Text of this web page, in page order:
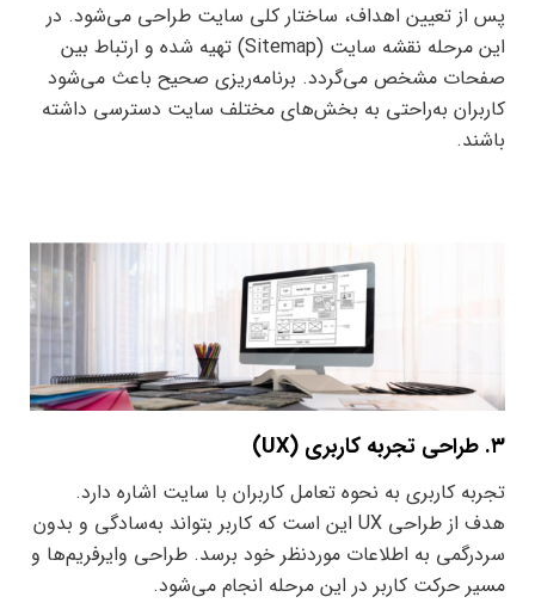
پس از تعیین اهداف، ساختار کلی سایت طراحی می‌شود. در
این مرحله نقشه سایت (Sitemap) تهیه شده و ارتباط بین
صفحات مشخص می‌گردد. برنامه‌ریزی صحیح باعث می‌شود
کاربران به‌راحتی به بخش‌های مختلف سایت دسترسی داشته
باشند.
۳. طراحی تجربه کاربری (UX)
تجربه کاربری به نحوه تعامل کاربران با سایت اشاره دارد.
هدف از طراحی UX این است که کاربر بتواند به‌سادگی و بدون
سردرگمی به اطلاعات موردنظر خود برسد. طراحی وایرفریم‌ها و
مسیر حرکت کاربر در این مرحله انجام می‌شود.